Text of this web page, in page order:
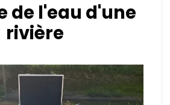
de l'eau d'une
rivière